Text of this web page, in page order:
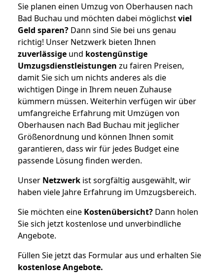
Sie planen einen Umzug von Oberhausen nach
Bad Buchau und möchten dabei möglichstviel
Geld sparen? Dann sind Sie bei uns genau
richtig! Unser Netzwerk bieten Ihnen
zuverlässige und kostengünstige
Umzugsdienstleistungen zu fairen Preisen,
damit Sie sich um nichts anderes als die
wichtigen Dinge in Ihrem neuen Zuhause
kümmern müssen. Weiterhin verfügen wir über
umfangreiche Erfahrung mit Umzügen von
Oberhausen nach Bad Buchau mit jeglicher
Größenordnung und können Ihnen somit
garantieren, dass wir für jedes Budget eine
passende Lösung finden werden.
Unser Netzwerk ist sorgfältig ausgewählt, wir
haben viele Jahre Erfahrung im Umzugsbereich.
Sie möchten eine Kostenübersicht? Dann holen
Sie sich jetzt kostenlose und unverbindliche
Angebote.
Füllen Sie jetzt das Formular aus und erhalten Sie
kostenloseAngebote.